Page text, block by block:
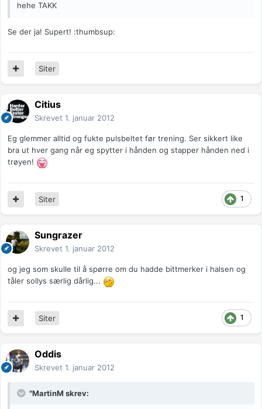
hehe TAKK
Se der ja! Supert! :thumbsup:
Siter
Citius
Skrevet 1. januar 2012
Eg glemmer alltid og fukte pulsbeltet før trening. Ser sikkert like
bra ut hver gang når eg spytter i hånden og stapper hånden ned i
trøyen!
1
Siter
Sungrazer
Skrevet 1. januar 2012
og jeg som skulle til å spørre om du hadde bittmerker i halsen og
tåler sollys særlig dårlig...
1
Siter
Oddis
Skrevet 1. januar 2012
"MartinM skrev: